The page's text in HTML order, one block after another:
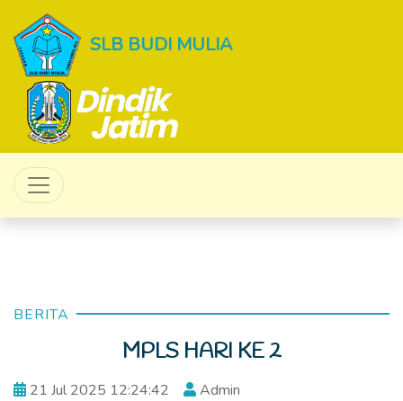
SLB BUDI MULIA
BERITA
MPLS HARI KE 2
21 Jul 2025 12:24:42 Admin